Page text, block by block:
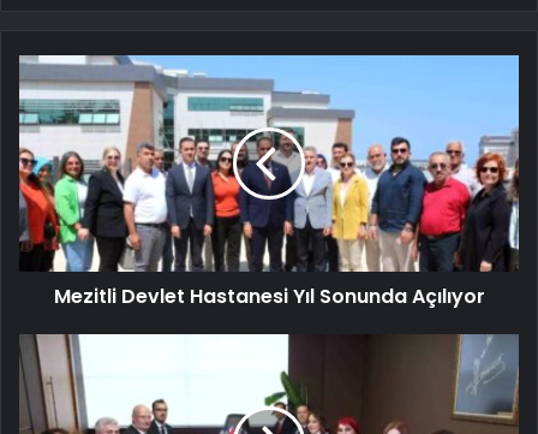
Mezitli Devlet Hastanesi Yıl Sonunda Açılıyor